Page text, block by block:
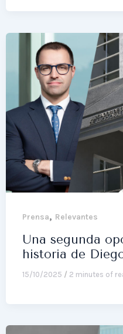
Prensa, Relevantes
Una segunda
historia de
15/10/2025 / 2 minutes of